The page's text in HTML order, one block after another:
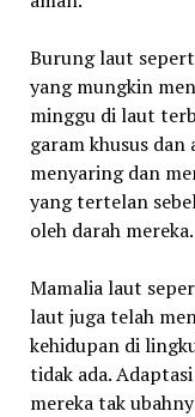
Burung laut
yang mungkin
minggu di laut
garam khusus
menyaring dan
yang tertelan
oleh darah mereka.
Mamalia laut
laut juga telah
kehidupan di
tidak ada.
mereka tak